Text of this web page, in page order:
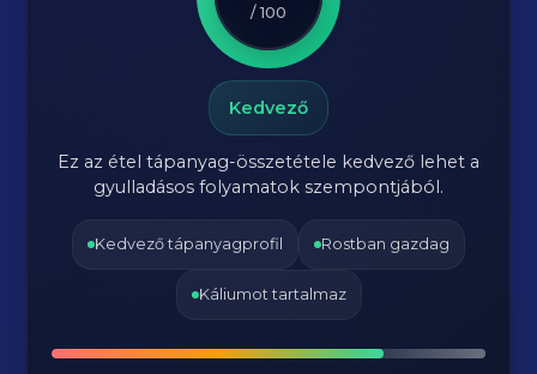
/ 100
Kedvező
Ez az étel tápanyag-összetétele kedvező lehet a
gyulladásos folyamatok szempontjából.
Kedvező tápanyagprofil Rostban gazdag
Káliumot tartalmaz